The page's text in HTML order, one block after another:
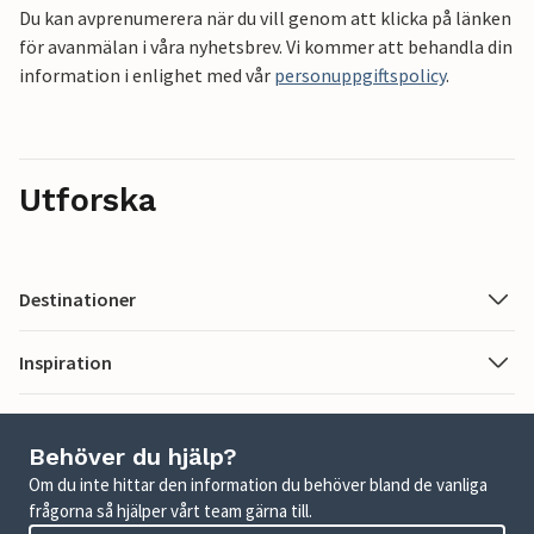
Du kan avprenumerera när du vill genom att klicka på länken
för avanmälan i våra nyhetsbrev. Vi kommer att behandla din
information i enlighet med vår personuppgiftspolicy.
Utforska
Destinationer
Inspiration
Behöver du hjälp?
Om du inte hittar den information du behöver bland de vanliga
frågorna så hjälper vårt team gärna till.